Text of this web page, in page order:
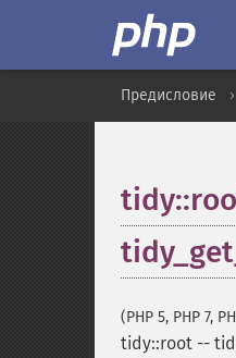
Предисловие
(PHP 5, PHP 7,
tidy::root --